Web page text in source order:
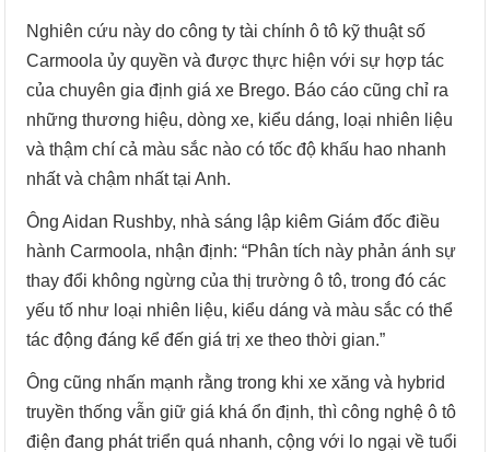
Nghiên cứu này do công ty tài chính ô tô kỹ thuật số
Carmoola ủy quyền và được thực hiện với sự hợp tác
của chuyên gia định giá xe Brego. Báo cáo cũng chỉ ra
những thương hiệu, dòng xe, kiểu dáng, loại nhiên liệu
và thậm chí cả màu sắc nào có tốc độ khấu hao nhanh
nhất và chậm nhất tại Anh.
Ông Aidan Rushby, nhà sáng lập kiêm Giám đốc điều
hành Carmoola, nhận định: “Phân tích này phản ánh sự
thay đổi không ngừng của thị trường ô tô, trong đó các
yếu tố như loại nhiên liệu, kiểu dáng và màu sắc có thể
tác động đáng kể đến giá trị xe theo thời gian.”
Ông cũng nhấn mạnh rằng trong khi xe xăng và hybrid
truyền thống vẫn giữ giá khá ổn định, thì công nghệ ô tô
điện đang phát triển quá nhanh, cộng với lo ngại về tuổi